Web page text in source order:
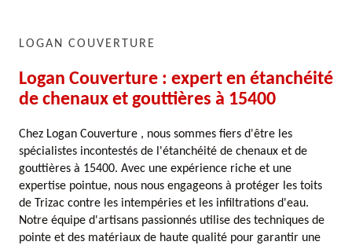
LOGAN COUVERTURE
Logan Couverture : expert en étanchéité
de chenaux et gouttières à 15400
Chez Logan Couverture , nous sommes fiers d'être les
spécialistes incontestés de l'étanchéité de chenaux et de
gouttières à 15400. Avec une expérience riche et une
expertise pointue, nous nous engageons à protéger les toits
de Trizac contre les intempéries et les infiltrations d'eau.
Notre équipe d'artisans passionnés utilise des techniques de
pointe et des matériaux de haute qualité pour garantir une